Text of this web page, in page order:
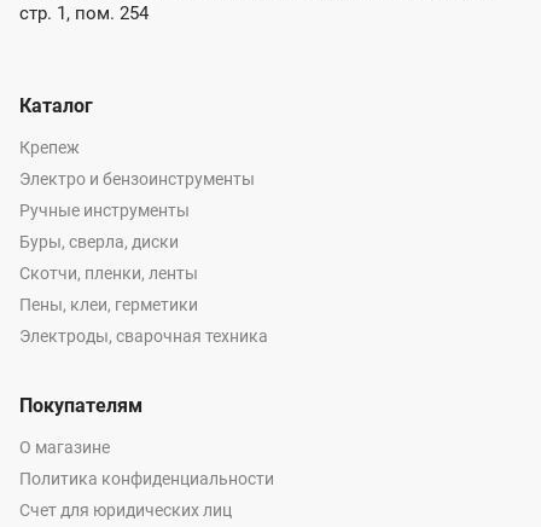
стр. 1, пом. 254
Каталог
Крепеж
Электро и бензоинструменты
Ручные инструменты
Буры, сверла, диски
Скотчи, пленки, ленты
Пены, клеи, герметики
Электроды, сварочная техника
Покупателям
О магазине
Политика конфиденциальности
Счет для юридических лиц